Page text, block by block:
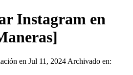
Instagram en
en Jul 11, 2024 Archivado en: